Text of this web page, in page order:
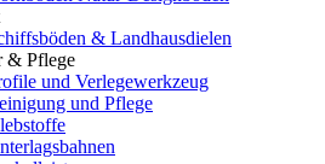
& Landhausdielen
& Pflege
und Verlegewerkzeug
und Pflege